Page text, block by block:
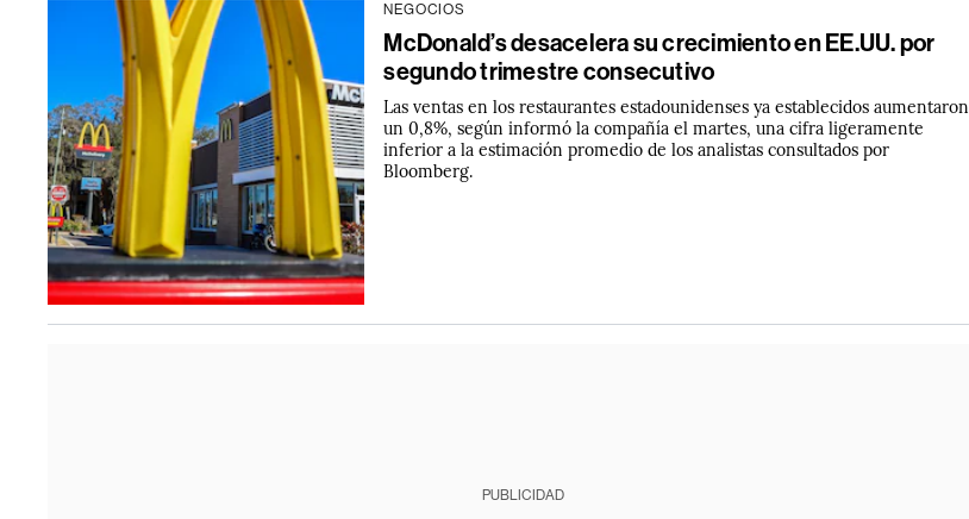
NEGOCIOS
McDonald’s desacelera su crecimiento en EE.UU. por
segundo trimestre consecutivo
Las ventas en los restaurantes estadounidenses ya establecidos aumentaron
un 0,8%, según informó la compañía el martes, una cifra ligeramente
inferior a la estimación promedio de los analistas consultados por
Bloomberg.
PUBLICIDAD